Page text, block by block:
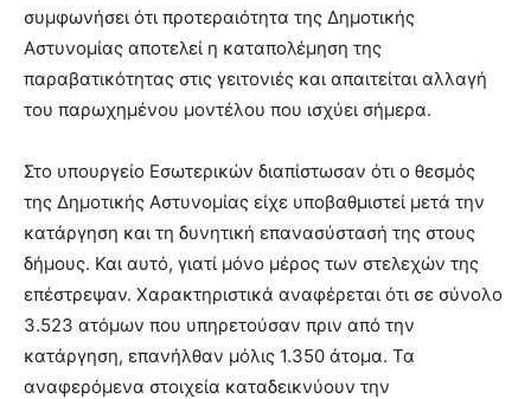
συμφωνήσει ότι προτεραιότητα της Δημοτικής
Αστυνομίας αποτελεί η καταπολέμηση της
παραβατικότητας στις γειτονιές και απαιτείται αλλαγή
του παρωχημένου μοντέλου που ισχύει σήμερα.
Στο υπουργείο Εσωτερικών διαπίστωσαν ότι ο θεσμός
της Δημοτικής Αστυνομίας είχε υποβαθμιστεί μετά την
κατάργηση και τη δυνητική επανασύστασή της στους
δήμους. Και αυτό, γιατί μόνο μέρος των στελεχών της
επέστρεψαν. Χαρακτηριστικά αναφέρεται ότι σε σύνολο
3.523 ατόμων που υπηρετούσαν πριν από την
κατάργηση, επανήλθαν μόλις 1.350 άτομα. Τα
αναφερόμενα στοιχεία καταδεικνύουν την